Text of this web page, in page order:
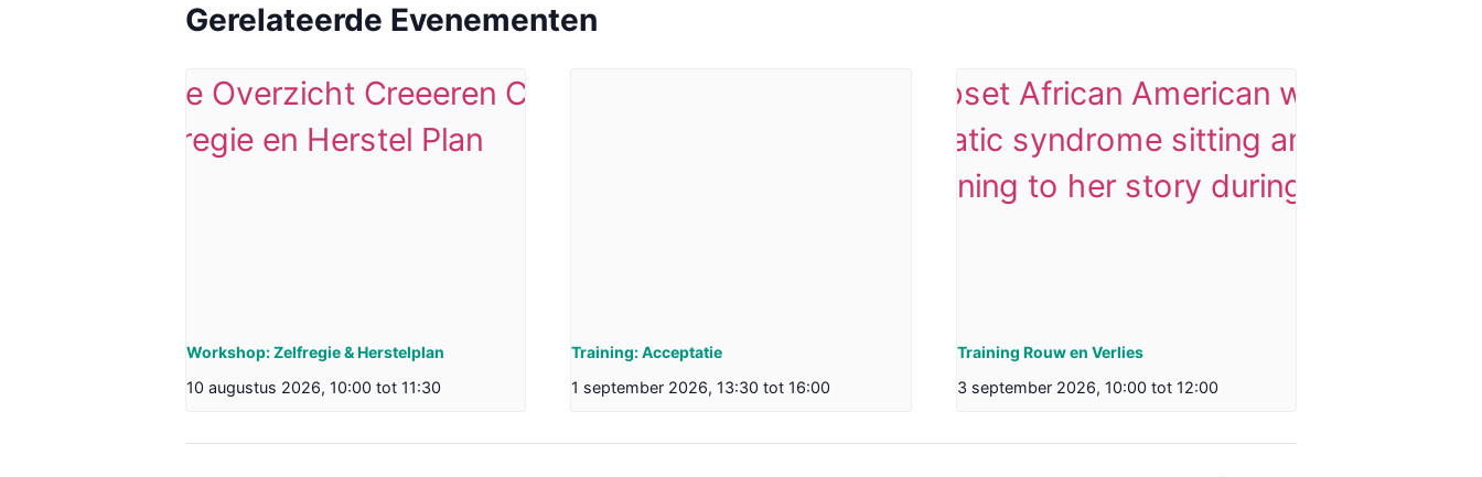
Gerelateerde Evenementen
Workshop: Zelfregie & Herstelplan
10 augustus 2026, 10:00 tot 11:30
Training: Acceptatie
1 september 2026, 13:30 tot 16:00
Training Rouw en Verlies
3 september 2026, 10:00 tot 12:00